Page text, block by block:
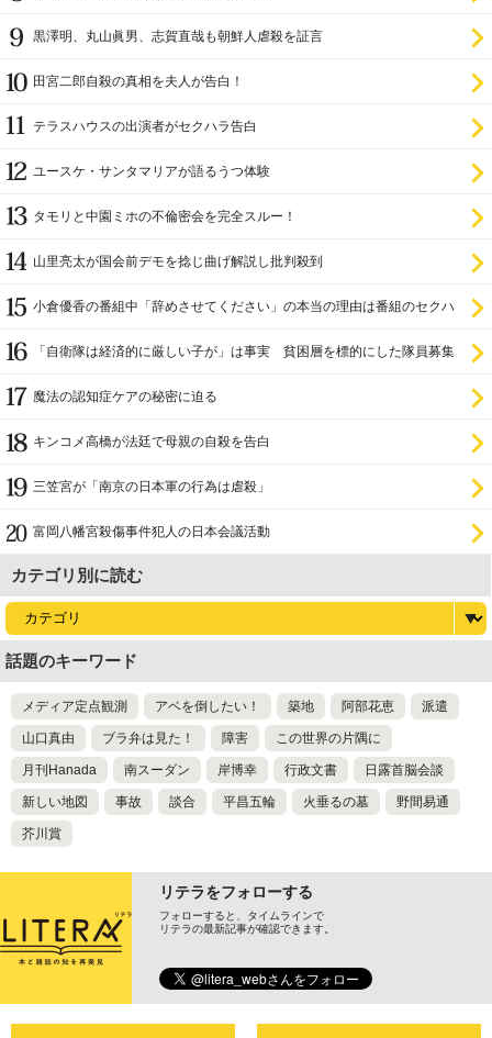
黒澤明、丸山眞男、志賀直哉も朝鮮人虐殺を証言
田宮二郎自殺の真相を夫人が告白！
テラスハウスの出演者がセクハラ告白
ユースケ・サンタマリアが語るうつ体験
タモリと中園ミホの不倫密会を完全スルー！
山里亮太が国会前デモを捻じ曲げ解説し批判殺到
小倉優香の番組中「辞めさせてください」の本当の理由は番組のセクハ
「自衛隊は経済的に厳しい子が」は事実 貧困層を標的にした隊員募集
魔法の認知症ケアの秘密に迫る
キンコメ高橋が法廷で母親の自殺を告白
三笠宮が「南京の日本軍の行為は虐殺」
富岡八幡宮殺傷事件犯人の日本会議活動
カテゴリ別に読む
話題のキーワード
メディア定点観測 アベを倒したい！ 築地 阿部花恵 派遣
山口真由 ブラ弁は見た！ 障害 この世界の片隅に
月刊Hanada 南スーダン 岸博幸 行政文書 日露首脳会談
新しい地図 事故 談合 平昌五輪 火垂るの墓 野間易通
芥川賞
リテラをフォローする
フォローすると、タイムラインで
リテラの最新記事が確認できます。